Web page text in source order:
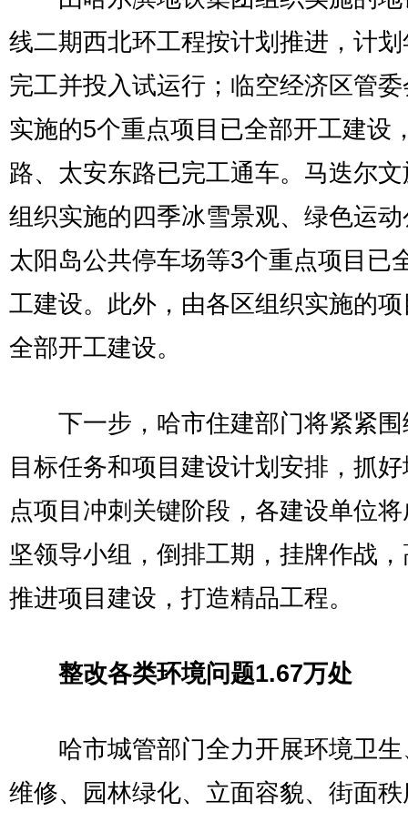
线二期西北环工程按计划推进，计
完工并投入试运行；临空经济区管
实施的5个重点项目已全部开工建设
路、太安东路已完工通车。马迭尔
组织实施的四季冰雪景观、绿色运
太阳岛公共停车场等3个重点项目已
工建设。此外，由各区组织实施的
全部开工建设。
下一步，哈市住建部门将紧紧围
目标任务和项目建设计划安排，抓
点项目冲刺关键阶段，各建设单位
坚领导小组，倒排工期，挂牌作战
推进项目建设，打造精品工程。
整改各类环境问题1.67万处
哈市城管部门全力开展环境卫生
维修、园林绿化、立面容貌、街面